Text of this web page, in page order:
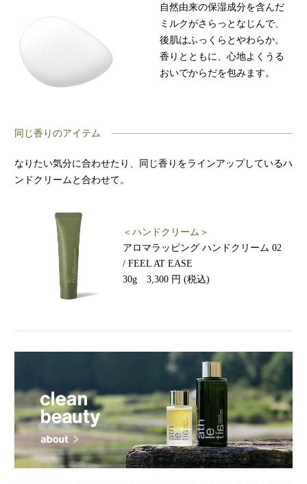
自然由来の保湿成分を含んだ
ミルクがさらっとなじんで、
後肌はふっくらとやわらか。
香りとともに、心地よくうる
おいでからだを包みます。
同じ香りのアイテム
なりたい気分に合わせたり、同じ香りをラインアップしているハ
ンドクリームと合わせて。
＜ハンドクリーム＞
アロマラッピング ハンドクリーム 02
/ FEEL AT EASE
30g 3,300 円 (税込)